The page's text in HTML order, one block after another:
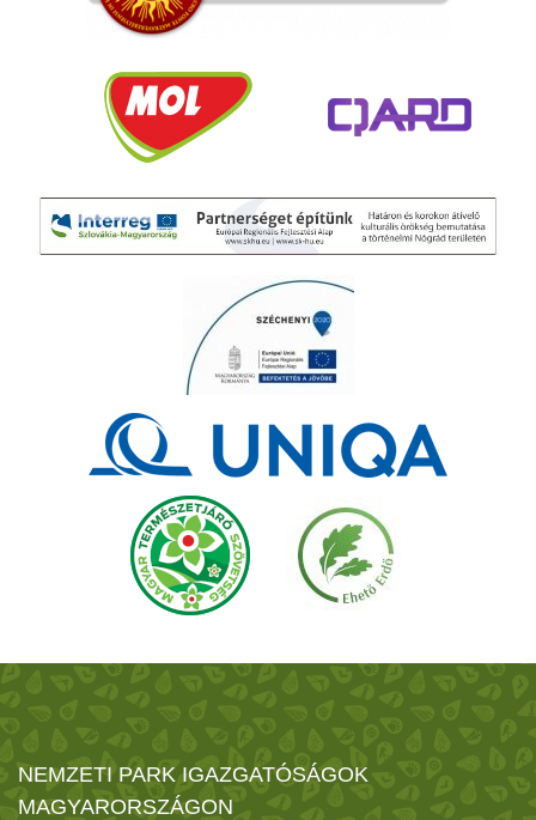
NEMZETI PARK IGAZGATÓSÁGOK
MAGYARORSZÁGON